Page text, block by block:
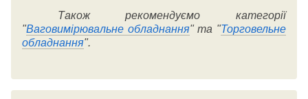
Також рекомендуємо категорії
"Ваговимірювальне обладнання" та "Торговельне
обладнання".